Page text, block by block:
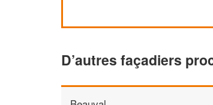
D’autres façadiers